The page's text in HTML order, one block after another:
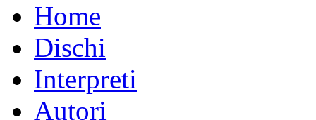
Home
Dischi
Interpreti
Autori